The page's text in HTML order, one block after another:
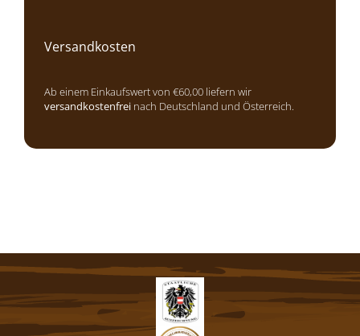
Versandkosten
Ab einem Einkaufswert von €60,00 liefern wir
versandkostenfrei nach Deutschland und Österreich.